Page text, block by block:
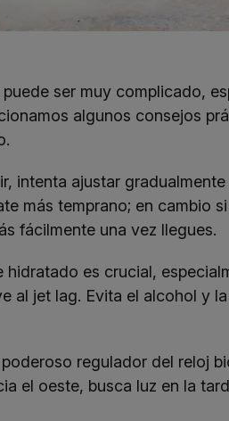
ser muy complicado,
algunos consejos
intenta ajustar
más temprano; en cambio
fácilmente una vez llegues.
hidratado es crucial,
al jet lag. Evita el alcohol y
regulador del reloj
el oeste, busca luz en la